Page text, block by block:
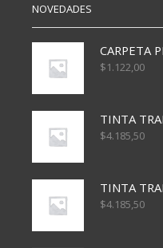
NOVEDADES
$1.122,00
$4.185,50
$4.185,50